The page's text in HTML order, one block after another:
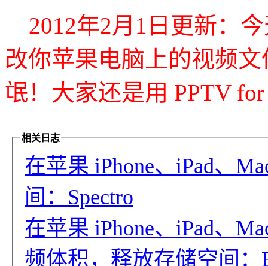
2012年2月1日更新：
改你苹果电脑上的视频
氓！大家还是用 PPTV
相关日志
在苹果 iPhone、iPad、
间：Spectro
在苹果 iPhone、iPad、
频体积，释放存储空间：